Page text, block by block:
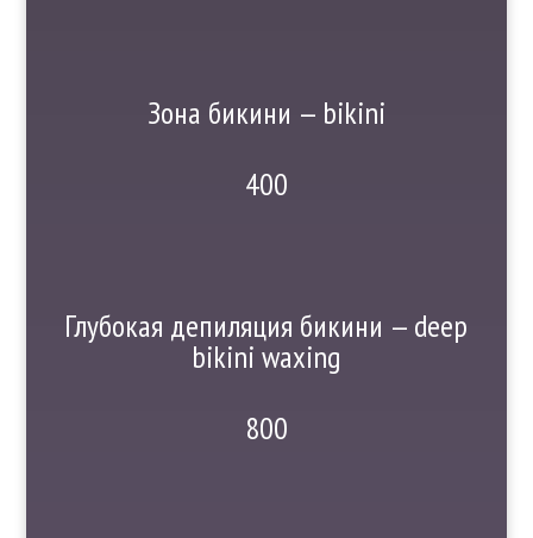
Зона бикини — bikini
400
Глубокая депиляция бикини — deep
bikini waxing
800